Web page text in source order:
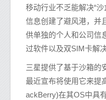
移动行业不乏能解决“
信息创建了避风港，并
供单独的个人和公司信
过软件以及双SIM卡解
三星提供了基于沙箱的
最近宣布将使用它来提
ackBerry)在其OS中具